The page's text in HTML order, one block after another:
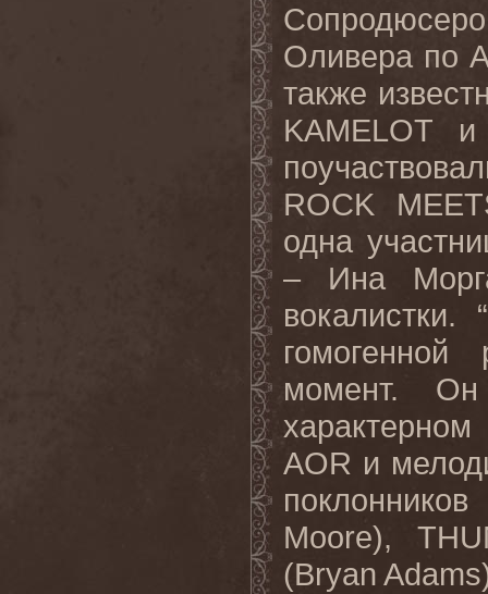
Оливера по
также
KAMELOT
ROCK
одна
– Ина
момент.
AOR и
Moore),
(Bryan